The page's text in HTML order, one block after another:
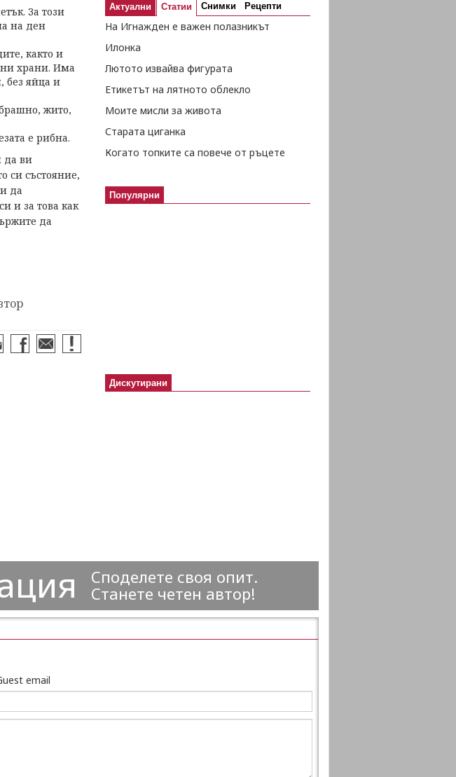
За този
на ден
както и
храни. Има
без яйца и
жито,
е рибна.
да ви
си състояние,
да
и за това как
да
Актуални Статии Снимки Рецепти
На Игнажден е важен полазникът
Илонка
Лютото извайва фигурата
Етикетът на лятното облекло
Моите мисли за живота
Старата циганка
Когато топките са повече от ръцете
Популярни
Дискутирани
Споделете своя опит.
Станете четен автор!
email